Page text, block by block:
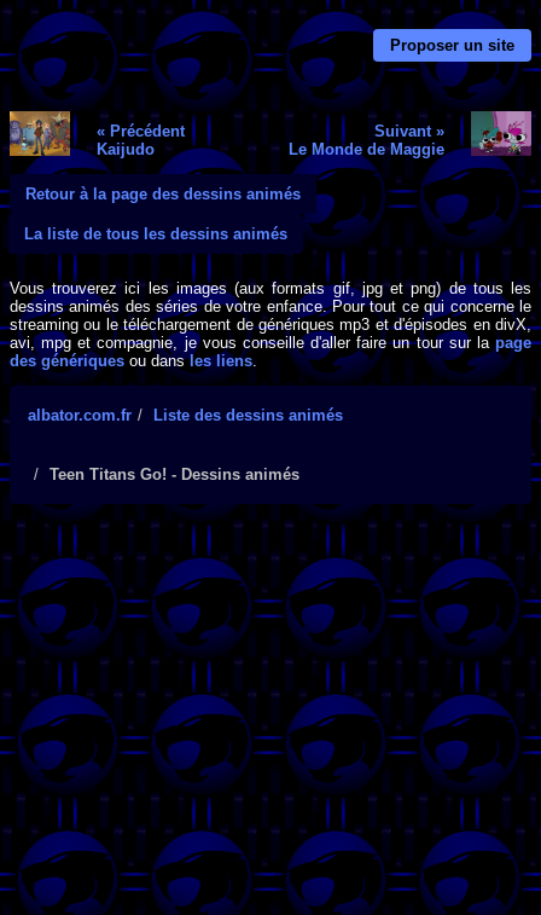
Proposer un site
« Précédent
Kaijudo
Suivant »
Le Monde de Maggie
Retour à la page des dessins animés
La liste de tous les dessins animés
Vous trouverez ici les images (aux formats gif, jpg et png) de tous les
dessins animés des séries de votre enfance. Pour tout ce qui concerne le
streaming ou le téléchargement de génériques mp3 et d'épisodes en divX,
avi, mpg et compagnie, je vous conseille d'aller faire un tour sur lapage
des génériques ou dansles liens.
albator.com.fr Liste des dessins animés
Teen Titans Go! - Dessins animés